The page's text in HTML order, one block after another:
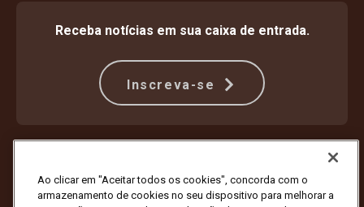
Receba notícias em sua caixa de entrada.
Inscreva-se
Configurações de cookies
Ao clicar em "Aceitar todos os cookies", concorda com o
armazenamento de cookies no seu dispositivo para melhorar a